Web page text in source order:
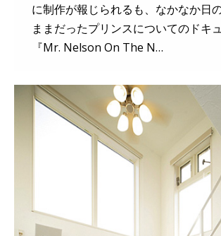
に制作が報じられるも、なかなか日
ままだったプリンスについてのドキ
『Mr. Nelson On The N…